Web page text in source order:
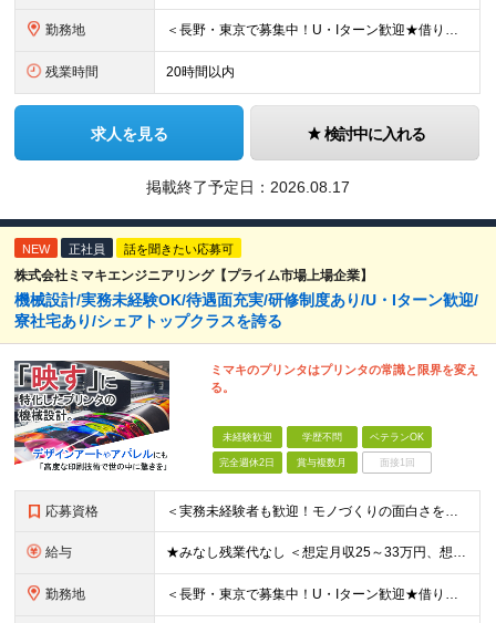
勤務地 ＜長野・東京で募集中！U・Iターン歓迎★借り上げ社宅制度あり！＞ ■本社 住所：長野県東御市滋野乙2182-3 ★マイカー通勤OK！駐車場あり ■東京支社 住所：東京都品川区北品川5-9-41 T
残業時間 20時間以内
求人を見る 検討中に入れる
掲載終了予定日： 2026.08.17
NEW 正社員 話を聞きたい応募可
株式会社ミマキエンジニアリング【プライム市場上場企業】
機械設計/実務未経験OK/待遇面充実/研修制度あり/U・Iターン歓迎/
寮社宅あり/シェアトップクラスを誇る
ミマキのプリンタはプリンタの常識と限界を変え
る。
未経験歓迎 学歴不問 ベテランOK
完全週休2日 賞与複数月 面接1回
応募資格 ＜実務未経験者も歓迎！モノづくりの面白さを一緒に味わいましょう！＞ ◇学歴不問 ◇理工学部出身の方 └情報系、理学系、機械系、電気系、物質・材料系など
給与 ★みなし残業代なし ＜想定月収25～33万円、想定年収460～700万＞ 月給：21万3000円～+各種手当 ＜修士号を取得している方＞ 月給：23万6500円～+各種手当 ※経験・スキルを考慮
勤務地 ＜長野・東京で募集中！U・Iターン歓迎★借り上げ社宅制度あり！＞ ■本社 住所：長野県東御市滋野乙2182-3 ★マイカー通勤OK！駐車場あり ■東京支社 住所：東京都品川区北品川5-9-41 T